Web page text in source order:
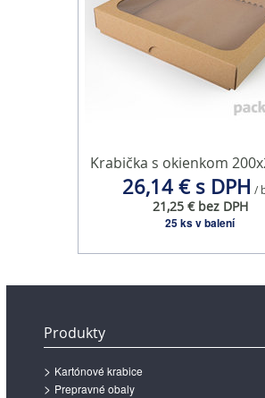
Krabička s okienkom
26,14 € s DPH /
21,25 € bez DPH
25 ks v balení
Produkty
Kartónové krabice
Prepravné obaly